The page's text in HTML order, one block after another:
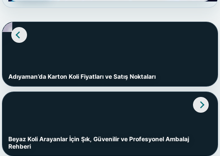
Adıyaman’da Karton Koli Fiyatları ve Satış Noktaları
Beyaz Koli Arayanlar İçin Şık, Güvenilir ve Profesyonel Ambalaj
Rehberi